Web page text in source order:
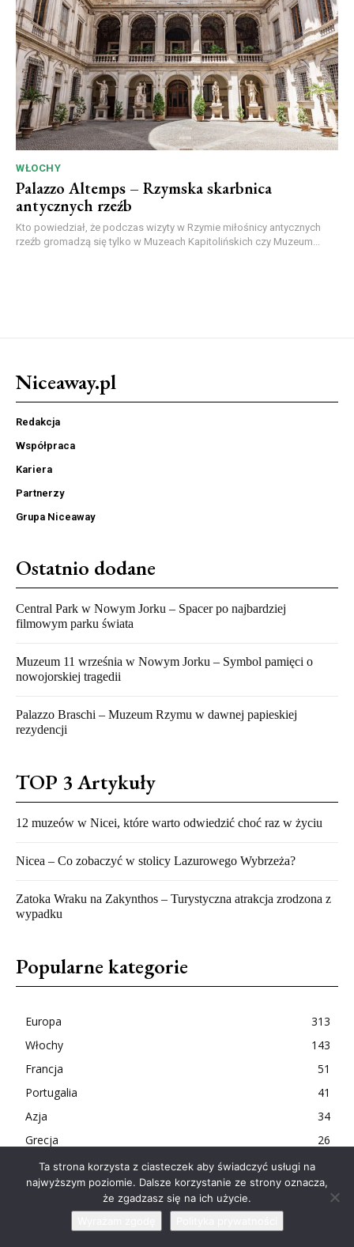
WŁOCHY
Palazzo Altemps – Rzymska skarbnica
antycznych rzeźb
Kto powiedział, że podczas wizyty w Rzymie miłośnicy antycznych
rzeźb gromadzą się tylko w Muzeach Kapitolińskich czy Muzeum...
Niceaway.pl
Redakcja
Współpraca
Kariera
Partnerzy
Grupa Niceaway
Ostatnio dodane
Central Park w Nowym Jorku – Spacer po najbardziej
filmowym parku świata
Muzeum 11 września w Nowym Jorku – Symbol pamięci o
nowojorskiej tragedii
Palazzo Braschi – Muzeum Rzymu w dawnej papieskiej
rezydencji
TOP 3 Artykuły
12 muzeów w Nicei, które warto odwiedzić choć raz w życiu
Nicea – Co zobaczyć w stolicy Lazurowego Wybrzeża?
Zatoka Wraku na Zakynthos – Turystyczna atrakcja zrodzona z
wypadku
Popularne kategorie
Europa
313
Włochy
143
Francja
51
Portugalia
41
Azja
34
Grecja
26
Ta strona korzysta z ciasteczek aby świadczyć usługi na
najwyższym poziomie. Dalsze korzystanie ze strony oznacza,
że zgadzasz się na ich użycie.